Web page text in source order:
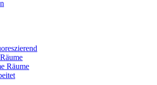
Räume